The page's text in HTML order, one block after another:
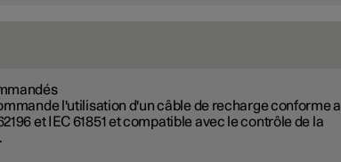
l'utilisation d'un câble de recharge conforme
et IEC 61851 et compatible avec le contrôle de la